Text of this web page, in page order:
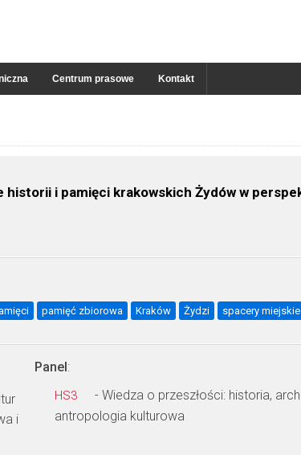
Centrum prasowe Kontakt
i pamięci krakowskich Żydów w
pamięć zbiorowa Kraków Żydzi spacery miejskie
i
Panel:
HS3
- Wiedza o przeszłości: historia,
antropologia kulturowa